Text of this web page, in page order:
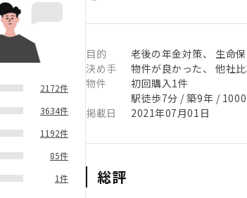
2172件
3634件
1192件
85件
1件
目的
老後の年金対策、 生命
決め手
物件が良かった、 他社
物件
初回購入1件
駅徒歩7分 / 築9年 /
掲載日
2021年07月01日
総評